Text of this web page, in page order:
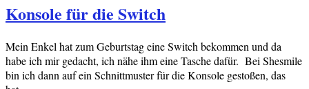
Konsole für die Switch
Mein Enkel hat zum Geburtstag eine Switch bekommen und da
habe ich mir gedacht, ich nähe ihm eine Tasche dafür. Bei Shesmile
bin ich dann auf ein Schnittmuster für die Konsole gestoßen, das